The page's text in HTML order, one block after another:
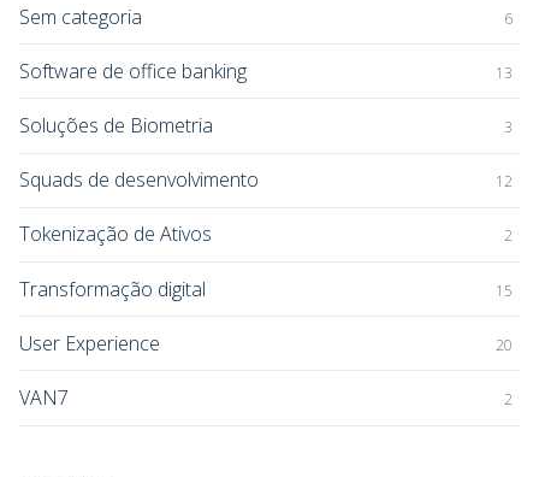
Sem categoria 6
Software de office banking 13
Soluções de Biometria 3
Squads de desenvolvimento 12
Tokenização de Ativos 2
Transformação digital 15
User Experience 20
VAN7 2